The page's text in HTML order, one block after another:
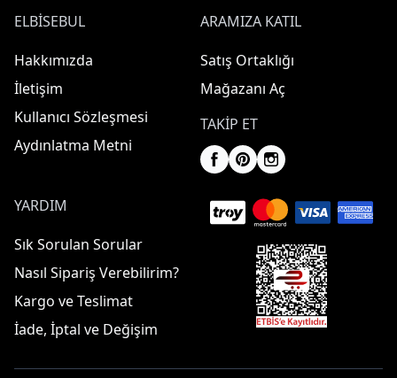
ELBISEBUL
Hakkımızda
İletişim
Kullanıcı Sözleşmesi
Aydınlatma Metni
ARAMIZA KATIL
Satış Ortaklığı
Mağazanı Aç
TAKIP ET
YARDIM
Sık Sorulan Sorular
Nasıl Sipariş Verebilirim?
Kargo ve Teslimat
İade, İptal ve Değişim